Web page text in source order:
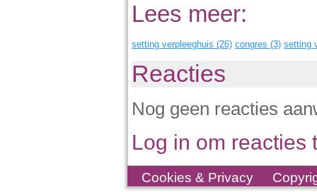
Lees meer:
setting verpleeghuis (26) congres (3) setting
Reacties
Nog geen reacties
Log in om reacties
Cookies & Privacy